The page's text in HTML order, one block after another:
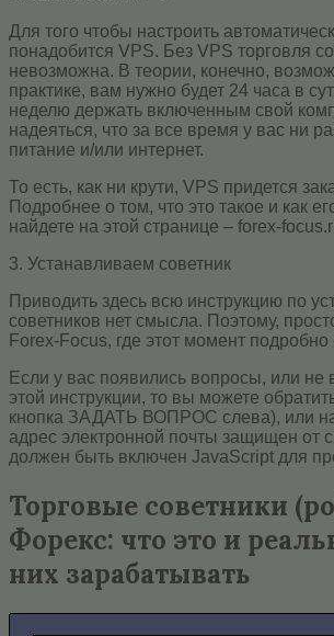
Для того чтобы настроить
понадобится VPS. Без VPS торговля
невозможна. В теории, конечно,
практике, вам нужно будет 24 часа в
неделю держать включенным свой
надеяться, что за все время у вас ни
питание и/или интернет.
То есть, как ни крути, VPS придется
Подробнее о том, что это такое и как
найдете на этой странице – forex-
3. Устанавливаем советник
Приводить здесь всю инструкцию по
советников нет смысла. Поэтому,
Forex-Focus, где этот момент подробно
Если у вас появились вопросы, или не
этой инструкции, то вы можете
кнопка ЗАДАТЬ ВОПРОС слева), или
адрес электронной почты защищен от
должен быть включен JavaScript для
Торговые советники
Форекс: что это и
них зарабатывать